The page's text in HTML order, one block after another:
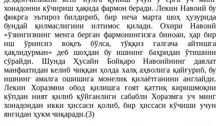
хонадонни кўчириш ҳақида фармон беради. Лекин Навоий бу
фикрга эътироз билдириб, бир неча марта шоҳ ҳузурида
бундай қилмаслигини илтимос қилади. Охири Навоий
«ўзингизнинг менга берган фармонингизга биноан, ҳар бир
иш ўринсиэ воқеъ бўлса, тўққиз галгача айтишга
ҳақлидурман» деб шоҳдан бу ишнинг баҳридан ўтишини
сўрайди. Шунда Ҳусайн Бойқаро Навоийнинг давлат
манфаатидан келиб чиққан ҳолда халқ аҳволига қайғуриб, бу
ишнинг амалга ошишига монелик қилаётганини англайди.
Лекин Хоразмни обод қилишга ғоят қаттиқ киришмоқни
кўпдан ният қилиб қўйганлиги сабабли Хоразмга уч минг
хонадондан икки ҳиссаси қолиб, бир ҳиссаси кўчиши учун
янгидан ҳукм чиқаради.(3)